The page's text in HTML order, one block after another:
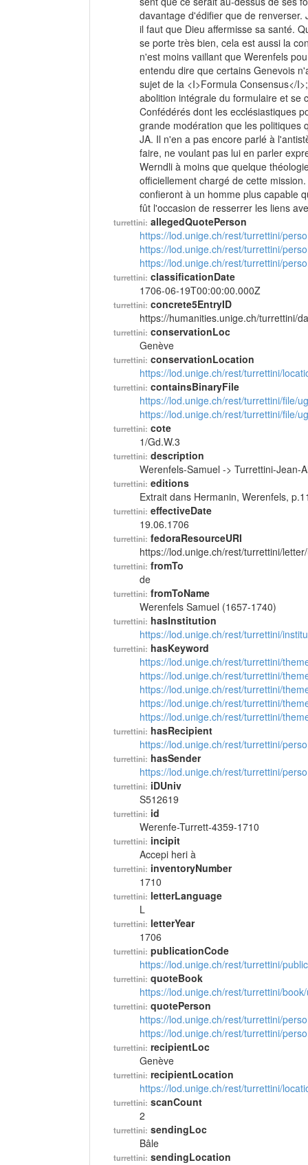
davantage d'édifier que de
il faut que Dieu affermisse sa santé.
se porte très bien, cela est aussi la
n'est moins vaillant que Werenfels
entendu dire que certains Genevois
sujet de la <I>Formula Consensus</
abolition intégrale du formulaire et se
Confédérés dont les ecclésiastiques
grande modération que les politiques
JA. Il n'en a pas encore parlé à
faire, ne voulant pas lui en parler
Werndli à moins que quelque
officiellement chargé de cette
confieront à un homme plus capable
fût l'occasion de resserrer les liens
turrettini: allegedQuotePerson
https://lod.unige.ch/rest/turrettini/
https://lod.unige.ch/rest/turrettini/
https://lod.unige.ch/rest/turrettini/
turrettini: classificationDate
1706-06-19T00:00:00.000Z
turrettini: concrete5EntryID
https://humanities.unige.ch/turrettini/
turrettini: conservationLoc
Genève
turrettini: conservationLocation
https://lod.unige.ch/rest/turrettini/
turrettini: containsBinaryFile
https://lod.unige.ch/rest/turrettini/file/
https://lod.unige.ch/rest/turrettini/file/
turrettini: cote
1/Gd.W.3
turrettini: description
Werenfels-Samuel -> Turrettini-Jean-
turrettini: editions
Extrait dans Hermanin, Werenfels,
turrettini: effectiveDate
19.06.1706
turrettini: fedoraResourceURI
https://lod.unige.ch/rest/turrettini/
turrettini: fromTo
de
turrettini: fromToName
Werenfels Samuel (1657-1740)
turrettini: hasInstitution
https://lod.unige.ch/rest/turrettini/
turrettini: hasKeyword
https://lod.unige.ch/rest/turrettini/
https://lod.unige.ch/rest/turrettini/
https://lod.unige.ch/rest/turrettini/
https://lod.unige.ch/rest/turrettini/
https://lod.unige.ch/rest/turrettini/
turrettini: hasRecipient
https://lod.unige.ch/rest/turrettini/
turrettini: hasSender
https://lod.unige.ch/rest/turrettini/
turrettini: iDUniv
S512619
turrettini: id
Werenfe-Turrett-4359-1710
turrettini: incipit
Accepi heri à
turrettini: inventoryNumber
1710
turrettini: letterLanguage
L
turrettini: letterYear
1706
turrettini: publicationCode
https://lod.unige.ch/rest/turrettini/
turrettini: quoteBook
https://lod.unige.ch/rest/turrettini/
turrettini: quotePerson
https://lod.unige.ch/rest/turrettini/
https://lod.unige.ch/rest/turrettini/
turrettini: recipientLoc
Genève
turrettini: recipientLocation
https://lod.unige.ch/rest/turrettini/
turrettini: scanCount
2
turrettini: sendingLoc
Bâle
turrettini: sendingLocation